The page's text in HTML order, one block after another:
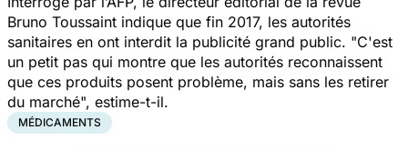
Bruno Toussaint indique que fin 2017, les autorités
sanitaires en ont interdit la publicité grand public. "C'est
un petit pas qui montre que les autorités reconnaissent
que ces produits posent problème, mais sans les retirer
du marché", estime-t-il.
MÉDICAMENTS